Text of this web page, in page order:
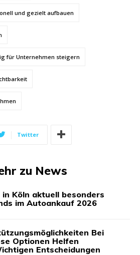
und gezielt aufbauen
für Unternehmen steigern
Twitter
zu News
Köln aktuell besonders
im Autoankauf 2026
Bei
Optionen Helfen
Entscheidungen